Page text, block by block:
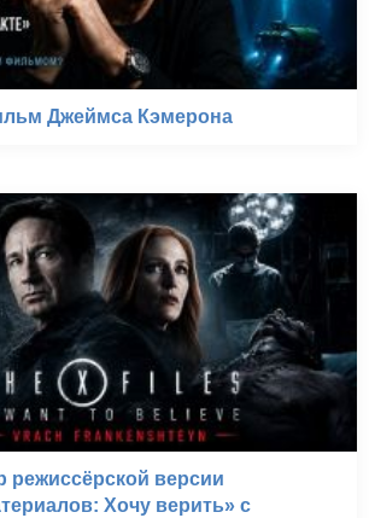
Джеймса Кэмерона
режиссёрской версии
Хочу верить» с